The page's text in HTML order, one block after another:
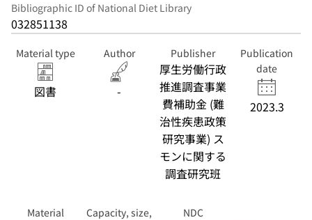
Bibliographic ID of National Diet Library
032851138
Material type
図書
Author
-
Publisher
厚生労働行政
推進調査事業
費補助金 (難
治性疾患政策
研究事業) ス
モンに関する
調査研究班
Publication
date
2023.3
Material
Capacity, size,
NDC